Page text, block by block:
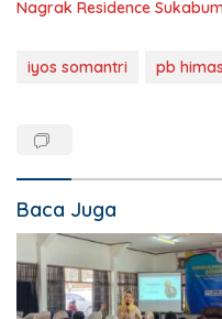
Nagrak Residence
iyos somantri pb
Baca Juga